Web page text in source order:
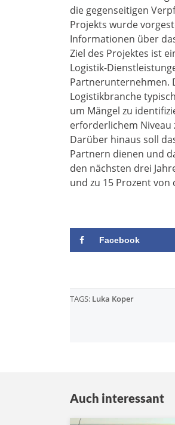
die gegenseitigen
Projekts wurde
Informationen über
Ziel des Projektes ist
Logistik-
Partnerunternehmen.
Logistikbranche
um Mängel zu
erforderlichem Niveau
Darüber hinaus soll
Partnern dienen und
den nächsten drei
und zu 15 Prozent
Facebook
TAGS: Luka Koper
Auch interessant